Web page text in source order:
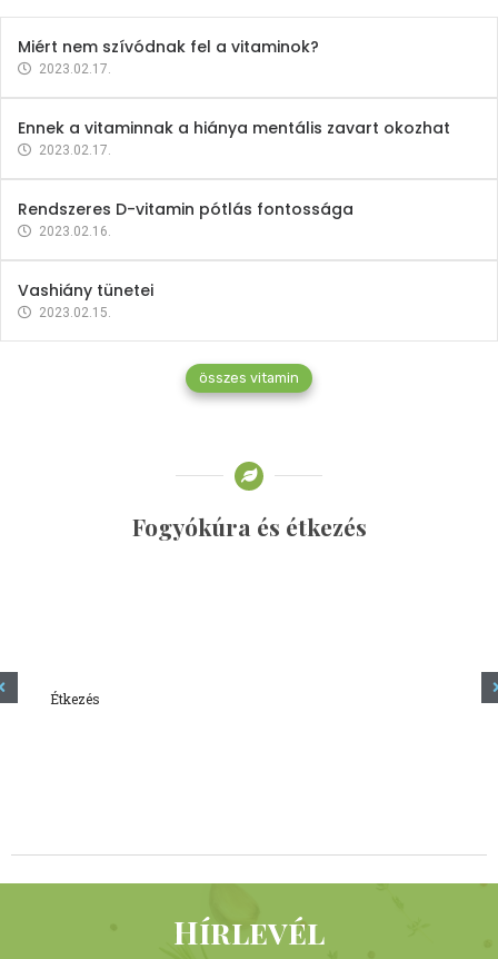
Miért nem szívódnak fel a vitaminok?
2023.02.17.
Ennek a vitaminnak a hiánya mentális zavart okozhat
2023.02.17.
Rendszeres D-vitamin pótlás fontossága
2023.02.16.
Vashiány tünetei
2023.02.15.
összes vitamin
Fogyókúra és étkezés
Étkezés
Hírlevél